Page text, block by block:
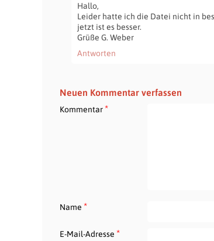
Hallo,
Leider hatte ich die Datei nicht in
jetzt ist es besser.
Grüße G. Weber
Antworten
Neuen Kommentar verfassen
Kommentar*
Name *
E-Mail-Adresse *